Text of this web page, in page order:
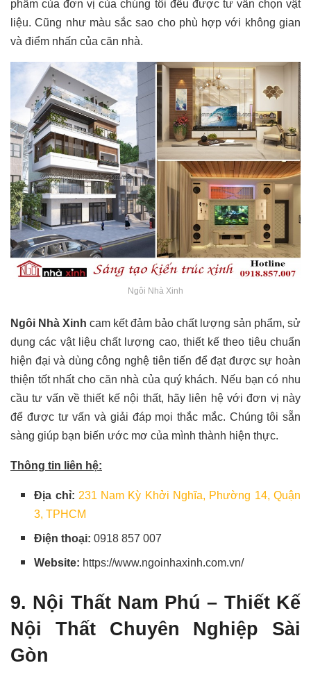
phẩm của đơn vị của chúng tôi đều được tư vấn chọn vật
liệu. Cũng như màu sắc sao cho phù hợp với không gian
và điểm nhấn của căn nhà.
Ngôi Nhà Xinh
Ngôi Nhà Xinh cam kết đảm bảo chất lượng sản phẩm, sử
dụng các vật liệu chất lượng cao, thiết kế theo tiêu chuẩn
hiện đại và dùng công nghệ tiên tiến để đạt được sự hoàn
thiện tốt nhất cho căn nhà của quý khách. Nếu bạn có nhu
cầu tư vấn về thiết kế nội thất, hãy liên hệ với đơn vị này
để được tư vấn và giải đáp mọi thắc mắc. Chúng tôi sẵn
sàng giúp bạn biến ước mơ của mình thành hiện thực.
Thông tin liên hệ:
Địa chỉ: 231 Nam Kỳ Khởi Nghĩa, Phường 14, Quận
3, TPHCM
Điện thoại: 0918 857 007
Website: https://www.ngoinhaxinh.com.vn/
9. Nội Thất Nam Phú – Thiết Kế
Nội Thất Chuyên Nghiệp Sài
Gòn